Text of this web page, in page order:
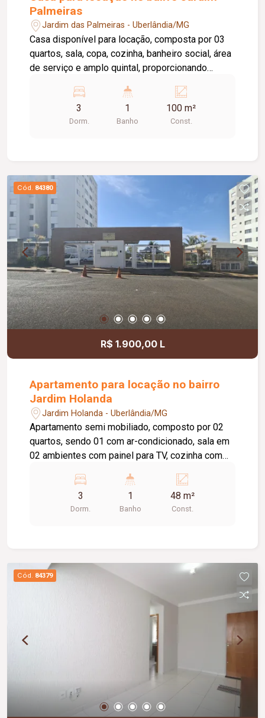
Palmeiras
Jardim das Palmeiras - Uberlândia/MG
Casa disponível para locação, composta por 03
quartos, sala, copa, cozinha, banheiro social, área
de serviço e amplo quintal, proporcionando
conta ainda com garagem para 02 veículos,
oferecendo mais comodidade e segurança.
3
Dorm.
1
Banho
100 m²
Const.
Cód. 84380
R$ 1.900,00 L
Apartamento para locação no bairro
Jardim Holanda
Jardim Holanda - Uberlândia/MG
Apartamento semi mobiliado, composto por 02
quartos, sendo 01 com ar-condicionado, sala em
02 ambientes com painel para TV, cozinha com
social com box em vidro temperado. O imóvel
conta ainda com elevador e 01 vaga de
estacionamento. Será locado semi mobiliado,
em horário comercial, playground e quiosque com
churrasqueira, proporcionando praticidade e
opções de lazer para os moradores.
3
Dorm.
1
Banho
48 m²
Const.
Cód. 84379